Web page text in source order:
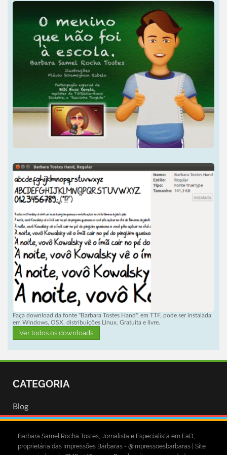
Faça download da fonte "Barbara Tostes Hand", em TTF, pode ser instalada
em Windows, OSX, distribuições Linux. Gratuita e livre.
Ver todos os downloads
CATEGORIA
Blog
Barbara Samel Rocha Tostes, Jornalista e Especialista em EaD,
proprietária das Impressões Bárbaras - @impressoesbarbaras | Site